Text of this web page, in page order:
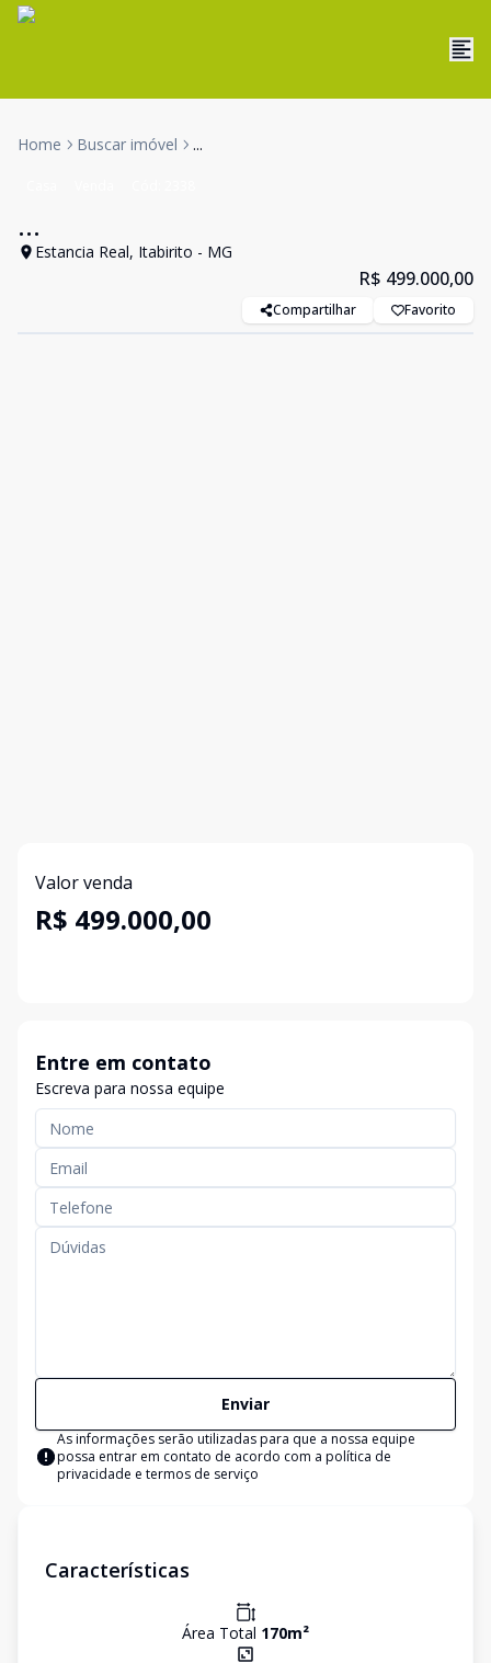
Home Buscar imóvel ...
...
Estancia Real, Itabirito - MG
R$ 499.000,00
Compartilhar Favorito
Valor venda
R$ 499.000,00
Entre em contato
Escreva para nossa equipe
Enviar
As informações serão utilizadas para que a nossa equipe
possa entrar em contato de acordo com a política de
privacidade e termos de serviço
Características
Área Total 170m²